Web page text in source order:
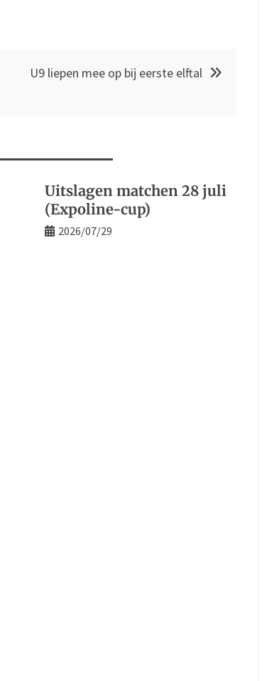
U9 liepen mee op bij eerste elftal
Uitslagen matchen 28 juli
(Expoline-cup)
2026/07/29